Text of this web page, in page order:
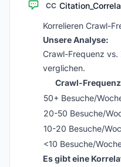
CC
Korrelieren Crawl-
Unsere Analyse:
Crawl-Frequenz
verglichen.
Crawl-Frequenz
50+ Besuche/
20-50 Besuche/
10-20 Besuche/
<10 Besuche/
Es gibt eine